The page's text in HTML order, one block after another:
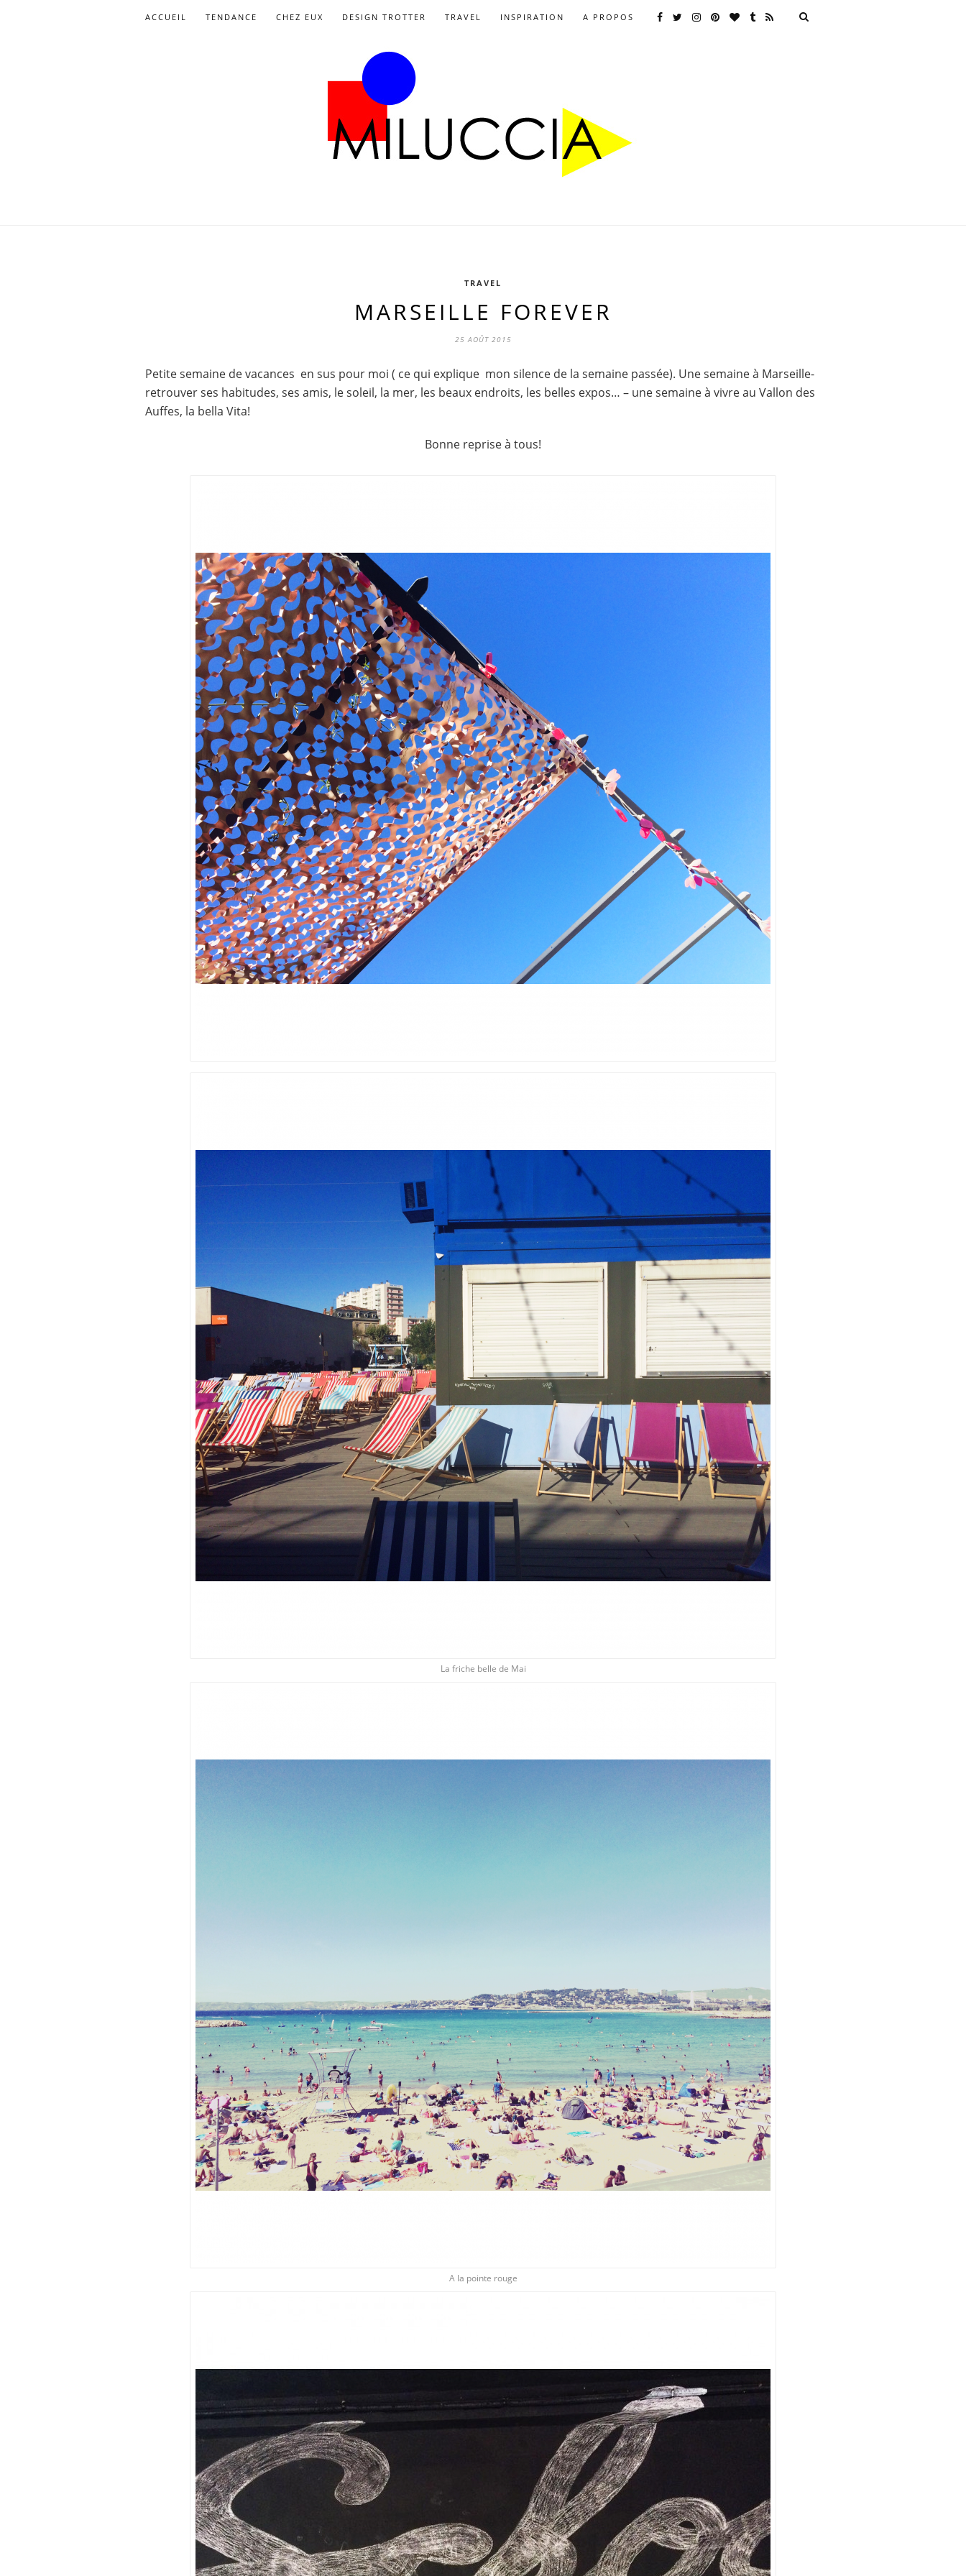
ACCUEIL TENDANCE CHEZ EUX DESIGN TROTTER TRAVEL INSPIRATION A PROPOS
TRAVEL
MARSEILLE FOREVER
25 AOÛT 2015
Petite semaine de vacances en sus pour moi ( ce qui explique mon silence de la semaine passée). Une semaine à Marseille-
retrouver ses habitudes, ses amis, le soleil, la mer, les beaux endroits, les belles expos… – une semaine à vivre au Vallon des
Auffes, la bella Vita!
Bonne reprise à tous!
La friche belle de Mai
A la pointe rouge